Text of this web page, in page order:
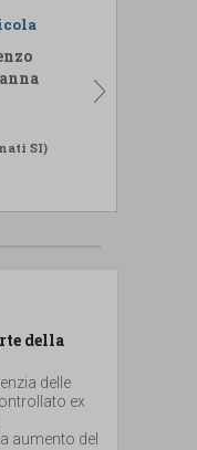
SI)
della
delle
ex
aumento del